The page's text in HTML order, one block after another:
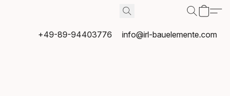
+49-89-94403776 info@irl-bauelemente.com